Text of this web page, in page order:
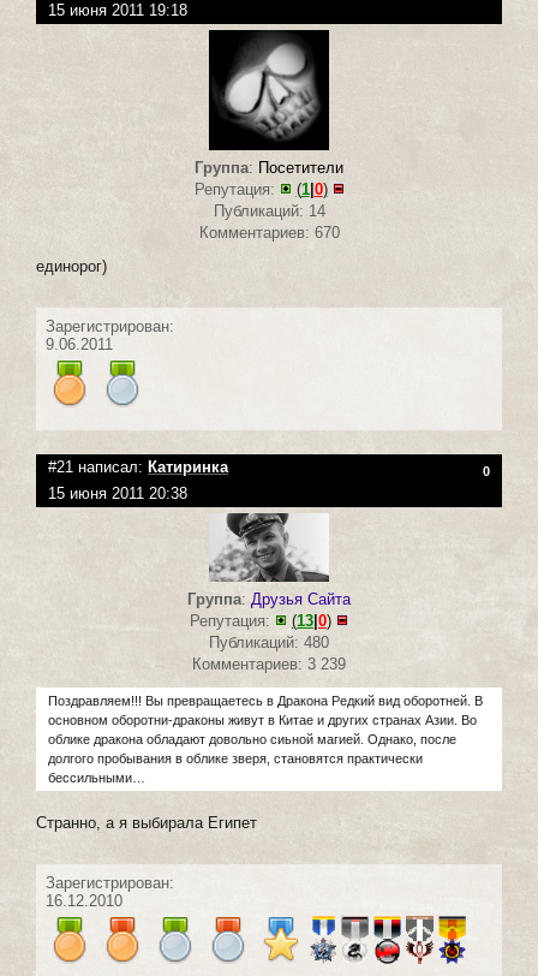
15 июня 2011 19:18
Группа: Посетители
Репутация:
(1| 0)
Публикаций: 14
Комментариев: 670
единорог)
Зарегистрирован:
9.06.2011
#21 написал: Катиринка 0
15 июня 2011 20:38
Группа:Друзья Сайта
Репутация:
(13|0)
Публикаций: 480
Комментариев: 3 239
Поздравляем!!! Вы превращаетесь в Дракона Редкий вид оборотней. В
основном оборотни-драконы живут в Китае и других странах Азии. Во
облике дракона обладают довольно сиьной магией. Однако, после
долгого пробывания в облике зверя, становятся практически
бессильными…
Странно, а я выбирала Египет
Зарегистрирован:
16.12.2010